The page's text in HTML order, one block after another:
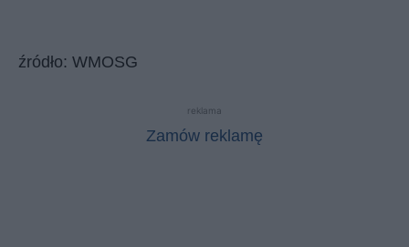
źródło: WMOSG
reklama
Zamów reklamę